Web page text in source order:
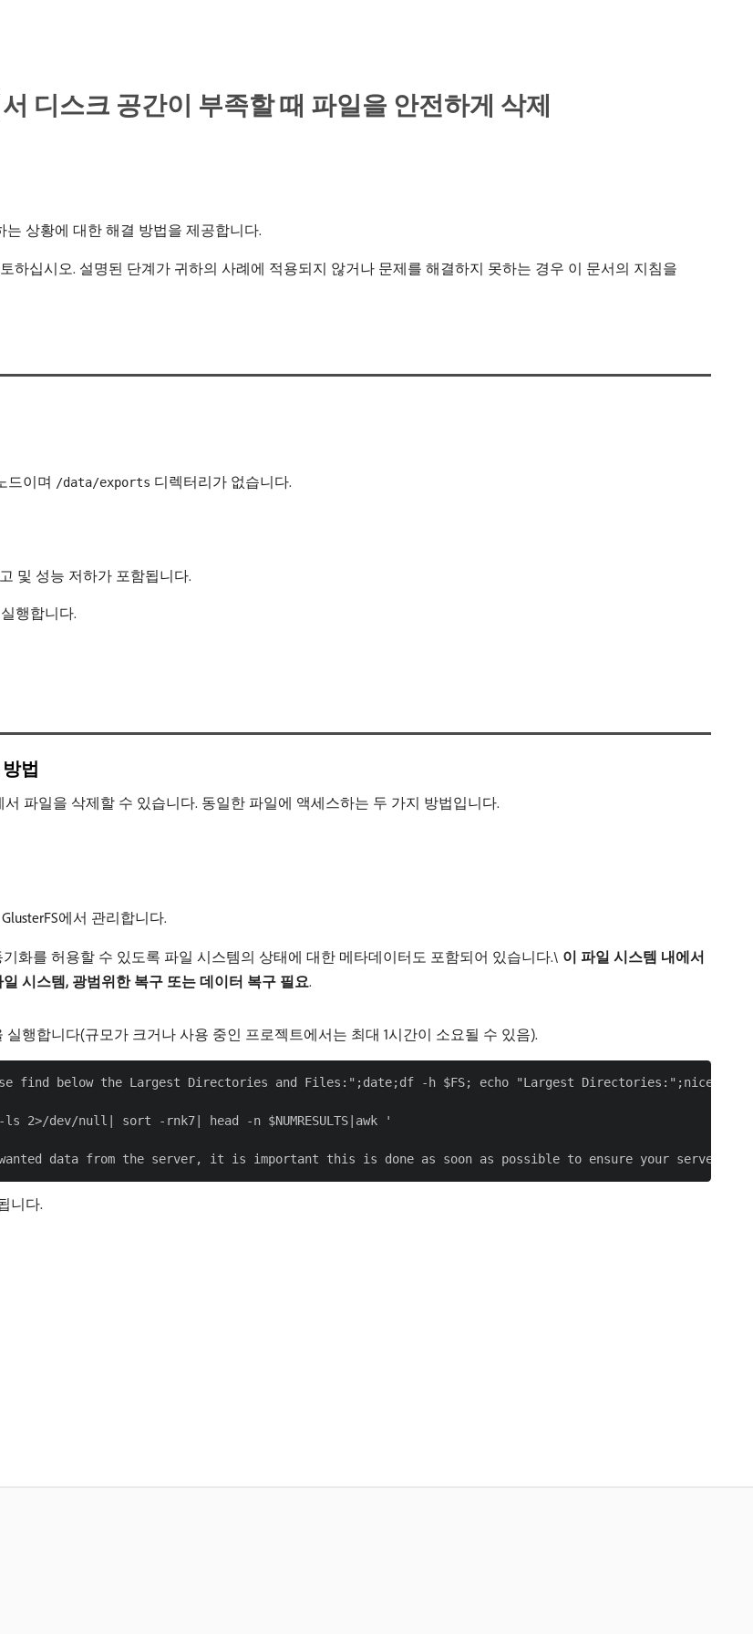
디스크 공간이 부족할 때 파일을 안전하게 삭제
상황에 대한 해결 방법을 제공합니다.
하십시오. 설명된 단계가 귀하의 사례에 적용되지 않거나 문제를 해결하지 못하는 경우 이 문서의 지침을
드이며 /data/exports 디렉터리가 없습니다.
및 성능 저하가 포함됩니다.
행합니다.
법
서 파일을 삭제할 수 있습니다. 동일한 파일에 액세스하는 두 가지 방법입니다.
에서 관리합니다.
화를 허용할 수 있도록 파일 시스템의 상태에 대한 메타데이터도 포함되어 있습니다.\ 이 파일 시스템 내에서
일 시스템, 광범위한 복구 또는 데이터 복구 필요.
행합니다(규모가 크거나 사용 중인 프로젝트에서는 최대 1시간이 소요될 수 있음).
find below the Largest Directories and Files:";date;df -h $FS; echo "Largest Directories:";nice -
dev/null| sort -rnk7| head -n $NUMRESULTS|awk '
니다.